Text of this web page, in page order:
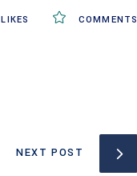
COMMENTS
LIKES
NEXT POST